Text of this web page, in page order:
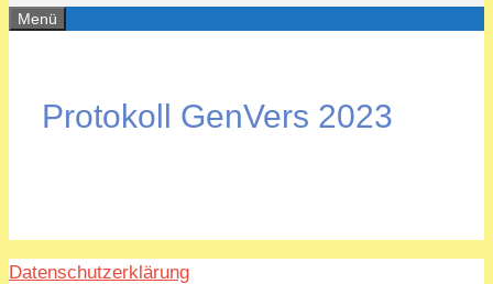
Menü
Protokoll GenVers 2023
Datenschutzerklärung